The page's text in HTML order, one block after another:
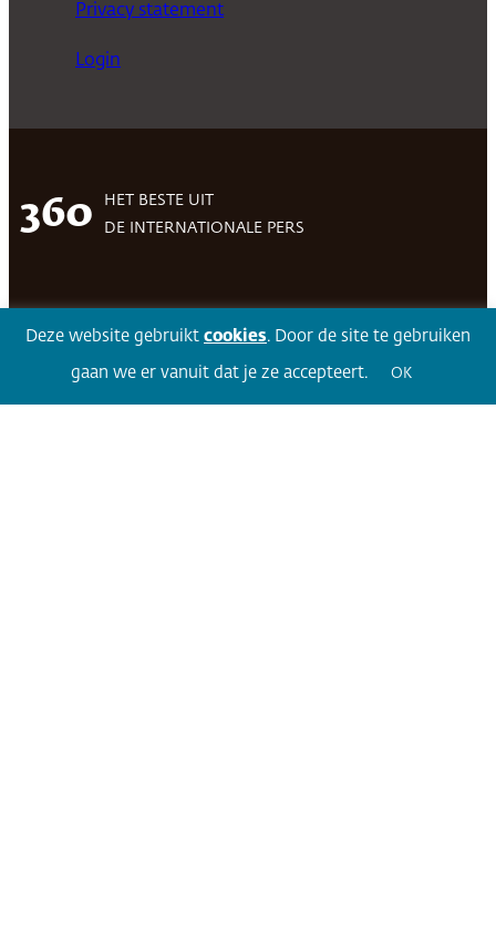
Privacy statement
Login
360
HET BESTE UIT
DE INTERNATIONALE PERS
Volg 360Facebook LinkedIn Twitter
Deze website gebruikt cookies. Door de site te gebruiken
gaan we er vanuit dat je ze accepteert. OK